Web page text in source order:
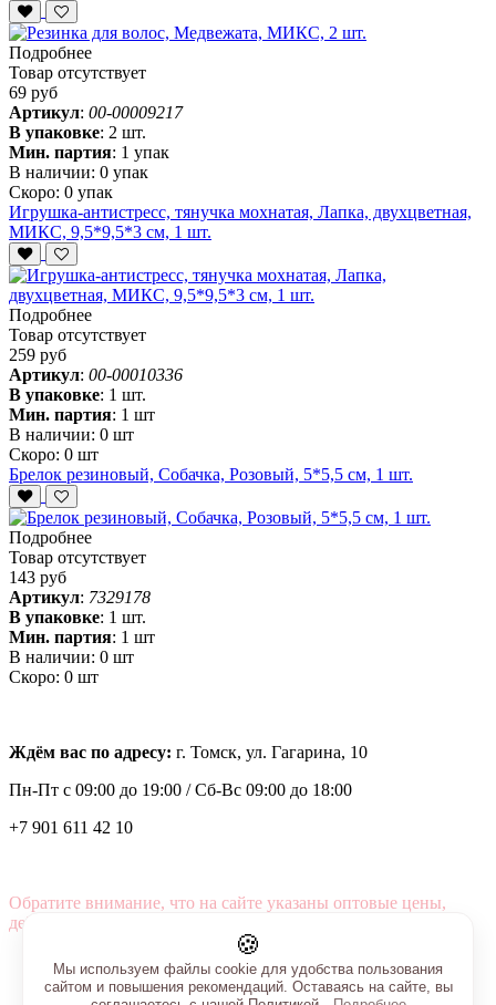
Подробнее
Товар отсутствует
69 руб
Артикул: 00-00009217
В упаковке: 2 шт.
Мин. партия: 1 упак
В наличии: 0 упак
Скоро: 0 упак
Игрушка-антистресс, тянучка мохнатая, Лапка, двухцветная,
МИКС, 9,5*9,5*3 см, 1 шт.
Подробнее
Товар отсутствует
259 руб
Артикул: 00-00010336
В упаковке: 1 шт.
Мин. партия: 1 шт
В наличии: 0 шт
Скоро: 0 шт
Брелок резиновый, Собачка, Розовый, 5*5,5 см, 1 шт.
Подробнее
Товар отсутствует
143 руб
Артикул: 7329178
В упаковке: 1 шт.
Мин. партия: 1 шт
В наличии: 0 шт
Скоро: 0 шт
Ждём вас по адресу: г. Томск, ул. Гагарина, 10
Пн-Пт с 09:00 до 19:00 /Сб-Вс 09:00 до 18:00
+7 901 611 42 10
Обратите внимание, что на сайте указаны оптовые цены,
действующие при первом заказе от 3000 рублей.
🍪
Мы используем файлы cookie для удобства пользования
сайтом и повышения рекомендаций. Оставаясь на сайте, вы